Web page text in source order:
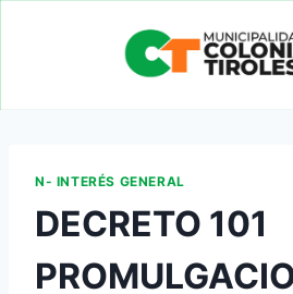
N- INTERÉS GENERAL
DECRETO 101